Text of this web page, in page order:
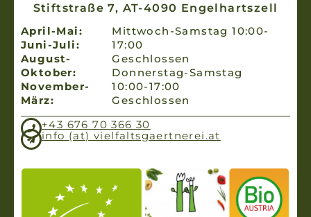
Stiftstraße 7, AT-4090 Engelhartszell
April-Mai:
Juni-Juli:
August-
Oktober:
November-
März:
Mittwoch-Samstag 10:00-
17:00
Geschlossen
Donnerstag-Samstag
10:00-17:00
Geschlossen
+43 676 70 366 30
info (at) vielfaltsgaertnerei.at